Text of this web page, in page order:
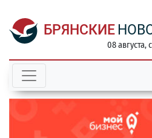
БРЯНСКИЕ
08 августа,